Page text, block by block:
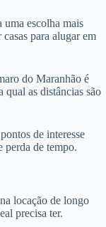
uma escolha mais
para alugar em
do Maranhão é
qual as distâncias são
de interesse
perda de tempo.
locação de longo
precisa ter.